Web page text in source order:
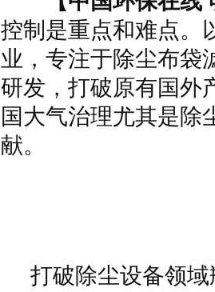
控制是重点和难点。
业，专注于除尘布袋
研发，打破原有国外
国大气治理尤其是除
献。
打破除尘设备领